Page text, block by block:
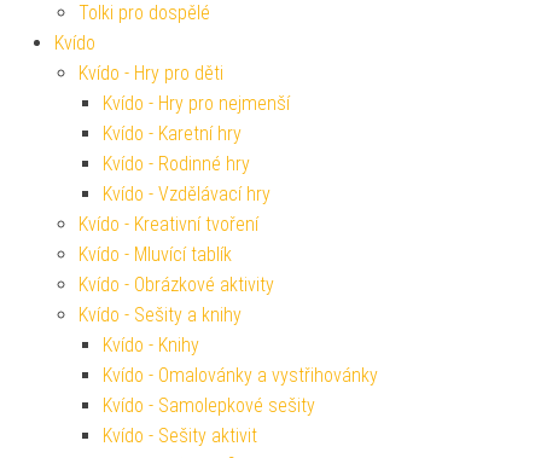
Tolki pro dospělé
Kvído
Kvído - Hry pro děti
Kvído - Hry pro nejmenší
Kvído - Karetní hry
Kvído - Rodinné hry
Kvído - Vzdělávací hry
Kvído - Kreativní tvoření
Kvído - Mluvící tablík
Kvído - Obrázkové aktivity
Kvído - Sešity a knihy
Kvído - Knihy
Kvído - Omalovánky a vystřihovánky
Kvído - Samolepkové sešity
Kvído - Sešity aktivit